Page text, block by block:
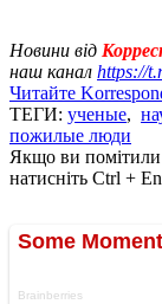
Новини від
наш канал https://
Читайте
ТЕГИ: ученые,
пожилые люди
Якщо ви помітили
натисніть Ctrl +